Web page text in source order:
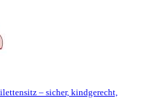
– sicher, kindgerecht,